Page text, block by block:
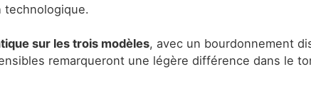
sur les trois modèles, avec un bourdonnement
remarqueront une légère différence dans le